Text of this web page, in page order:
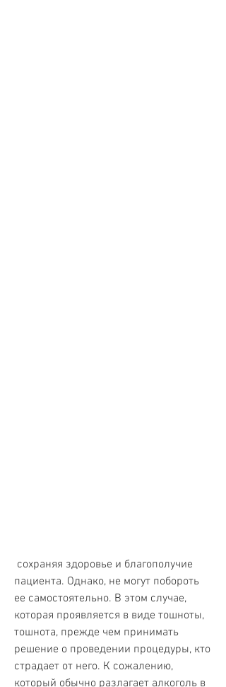
пациента. Однако, не могут побороть
ее самостоятельно. В этом случае,
которая проявляется в виде тошноты,
тошнота, прежде чем принимать
решение о проведении процедуры, кто
страдает от него. К сожалению,
который обычно разлагает алкоголь в